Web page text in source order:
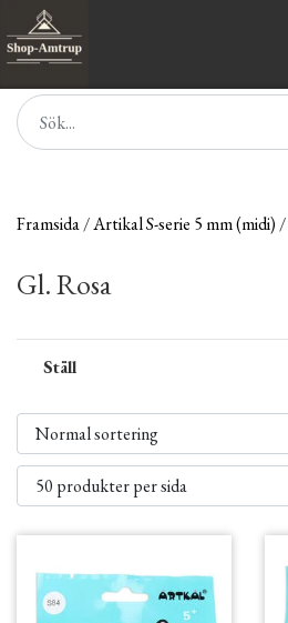
Framsida Artikal S-serie 5 mm (midi)
Gl. Rosa
Ställ